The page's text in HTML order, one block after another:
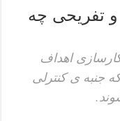
و تفریحی چه
اهداف
جنبه ی کنترلی